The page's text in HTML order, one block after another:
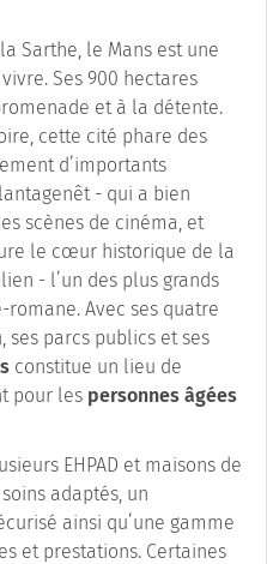
Sarthe, le Mans est une
Ses 900 hectares
et à la détente.
cette cité phare des
d’importants
- qui a bien
scènes de cinéma, et
le cœur historique de la
- l’un des plus grands
romane. Avec ses quatre
ses parcs publics et ses
constitue un lieu de
pour les personnes âgées
EHPAD et maisons de
adaptés, un
ainsi qu’une gamme
et prestations. Certaines